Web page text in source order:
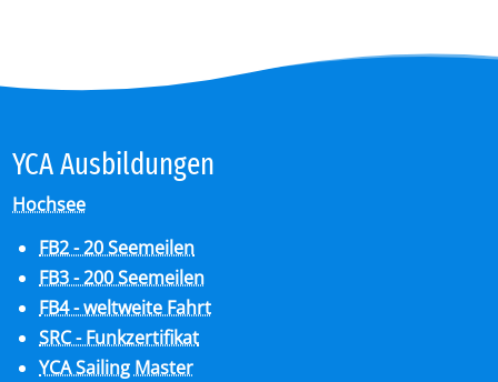
YCA Aus­bil­dun­gen
Hochsee
FB2 - 20 Seemeilen
FB3 - 200 Seemeilen
FB4 - weltweite Fahrt
SRC - Funkzertifikat
YCA Sailing Master